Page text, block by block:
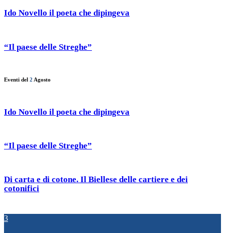
Ido Novello il poeta che dipingeva
“Il paese delle Streghe”
Eventi del 2 Agosto
Ido Novello il poeta che dipingeva
“Il paese delle Streghe”
Di carta e di cotone. Il Biellese delle cartiere e dei
cotonifici
3